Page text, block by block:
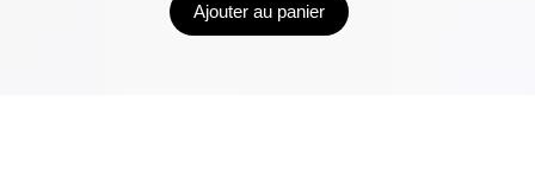
Ajouter au panier